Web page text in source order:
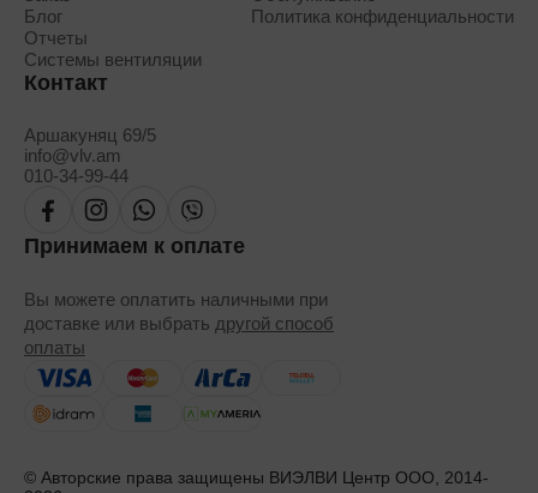
Блог
Отчеты
Системы вентиляции
Политика конфиденциальности
Контакт
Аршакуняц 69/5
info@vlv.am
010-34-99-44
Принимаем к оплате
Вы можете оплатить наличными при
доставке или выбрать другой способ
оплаты
© Авторские права защищены ВИЭЛВИ Центр ООО, 2014-